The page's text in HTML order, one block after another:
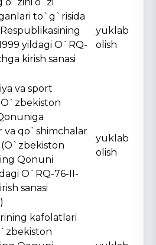
to`g`risida
yildagi O`RQ-
kirish sanasi
yuklab
olish
va sport
va qo`shimchalar
(O`zbekiston
Qonuni
O`RQ-76-II-
sanasi
yuklab
olish
kafolatlari